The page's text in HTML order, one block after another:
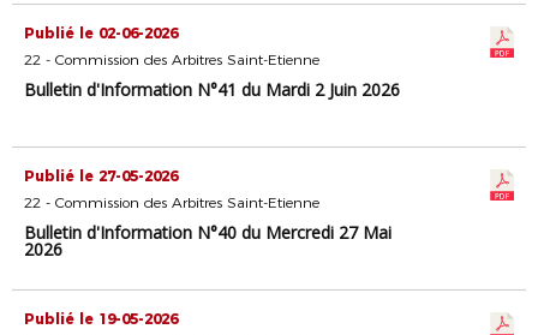
Publié le 02-06-2026
22 - Commission des Arbitres Saint-Etienne
Bulletin d'Information N°41 du Mardi 2 Juin 2026
Publié le 27-05-2026
22 - Commission des Arbitres Saint-Etienne
Bulletin d'Information N°40 du Mercredi 27 Mai
2026
Publié le 19-05-2026